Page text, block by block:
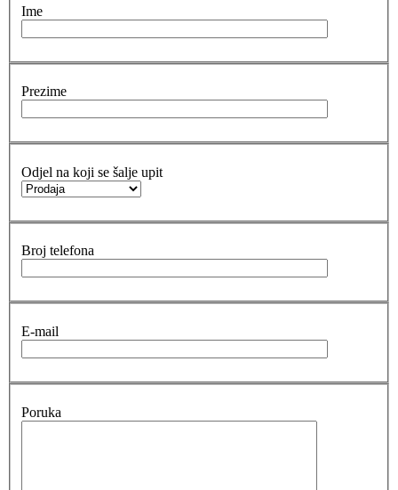
Ime
Prezime
Odjel na koji se šalje upit
Broj telefona
E-mail
Poruka